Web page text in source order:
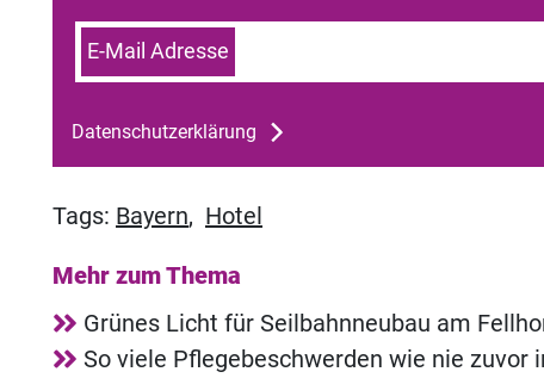
E-Mail Adresse
Datenschutzerklärung
Tags: Bayern, Hotel
Mehr zum Thema
Grünes Licht für Seilbahnneubau am
So viele Pflegebeschwerden wie nie zuvor